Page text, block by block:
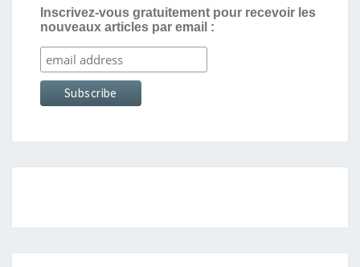
Inscrivez-vous gratuitement pour recevoir les
nouveaux articles par email :